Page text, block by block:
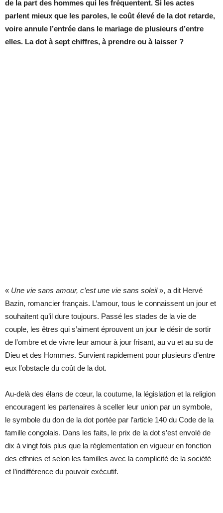
de la part des hommes qui les fréquentent. Si les actes
parlent mieux que les paroles, le coût élevé de la dot retarde,
voire annule l’entrée dans le mariage de plusieurs d’entre
elles. La dot à sept chiffres, à prendre ou à laisser ?
« Une vie sans amour, c’est une vie sans soleil», a dit Hervé
Bazin, romancier français. L’amour, tous le connaissent un jour et
souhaitent qu’il dure toujours. Passé les stades de la vie de
couple, les êtres qui s’aiment éprouvent un jour le désir de sortir
de l’ombre et de vivre leur amour à jour frisant, au vu et au su de
Dieu et des Hommes. Survient rapidement pour plusieurs d’entre
eux l’obstacle du coût de la dot.
Au-delà des élans de cœur, la coutume, la législation et la religion
encouragent les partenaires à sceller leur union par un symbole,
le symbole du don de la dot portée par l’article 140 du Code de la
famille congolais. Dans les faits, le prix de la dot s’est envolé de
dix à vingt fois plus que la réglementation en vigueur en fonction
des ethnies et selon les familles avec la complicité de la société
et l’indifférence du pouvoir exécutif.